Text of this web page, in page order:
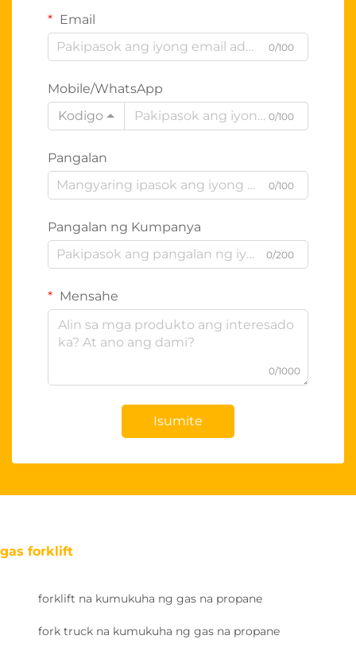
Email
0/100
Mobile/WhatsApp
Kodigo
0/100
Pangalan
0/100
Pangalan ng Kumpanya
0/200
Mensahe
0/1000
Isumite
gas forklift
forklift na kumukuha ng gas na propane
fork truck na kumukuha ng gas na propane